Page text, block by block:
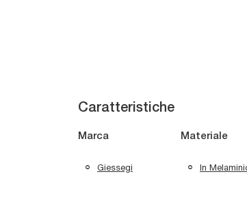
Caratteristiche
Marca
Giessegi
Materiale
In